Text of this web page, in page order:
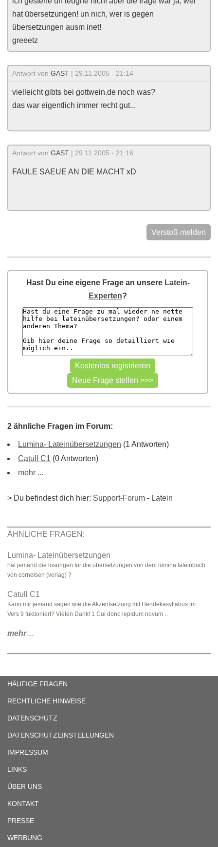
hat übersetzungen! un nich, wer is gegen
übersetzungen ausm inet!
greeetz
Antwort von GAST | 29.11.2005 - 21:14
vielleicht gibts bei gottwein.de noch was?
das war eigentlich immer recht gut...
Antwort von GAST | 29.11.2005 - 21:16
FAULE SAEUE AN DIE MACHT xD
Verstoß melden
Hast Du eine eigene Frage an unsere Latein-
Experten?
2 ähnliche Fragen im Forum:
Lumina- Lateinübersetzungen (1 Antworten)
Catull C1 (0 Antworten)
mehr ...
> Du befindest dich hier: Support-Forum - Latein
ÄHNLICHE FRAGEN:
Lumina- Lateinübersetzungen
hat jemand die lösungen für die übersetzungen von dem lumina lateinbuch
von cornelsen (verlag) ?
Catull C1
Kann mir jemand sagen wie die Akzentsetzung mit Hendekasyllabus im
Vers 9 fuktioniert? Vielen Dank! 1 Cui dono lepidum novum ..
mehr...
HÄUFIGE FRAGEN
RECHTLICHE HINWEISE
DATENSCHUTZ
DATENSCHUTZEINSTELLUNGEN
IMPRESSUM
LINKS
ÜBER UNS
KONTAKT
PRESSE
WERBUNG